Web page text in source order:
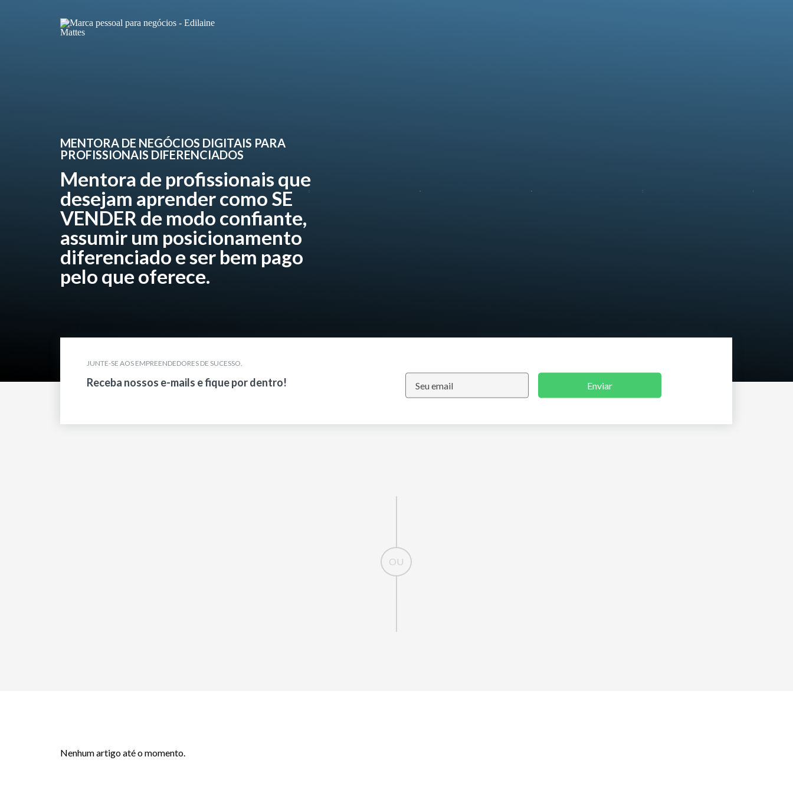
MENTORA DE NEGÓCIOS DIGITAIS PARA
PROFISSIONAIS DIFERENCIADOS
Mentora de profissionais que
desejam aprender como SE
VENDER de modo confiante,
assumir um posicionamento
diferenciado e ser bem pago
pelo que oferece.
JUNTE-SE AOS EMPREENDEDORES DE SUCESSO.
Receba nossos e-mails e fique por dentro! Enviar
Nenhum artigo até o momento.